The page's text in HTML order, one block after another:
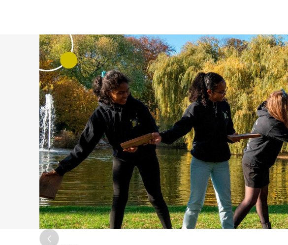
Slide 2 of 4.